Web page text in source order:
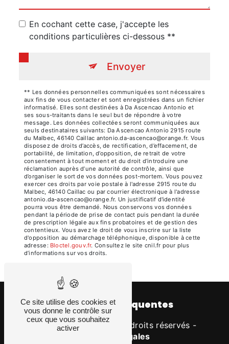
En cochant cette case, j'accepte les
conditions particulières ci-dessous **
Envoyer
** Les données personnelles communiquées sont nécessaires
aux fins de vous contacter et sont enregistrées dans un fichier
informatisé. Elles sont destinées à Da Ascencao Antonio et
ses sous-traitants dans le seul but de répondre à votre
message. Les données collectées seront communiquées aux
seuls destinataires suivants: Da Ascencao Antonio 2915 route
du Malbec, 46140 Caillac antonio.da-ascencao@orange.fr. Vous
disposez de droits d’accès, de rectification, d’effacement, de
portabilité, de limitation, d’opposition, de retrait de votre
consentement à tout moment et du droit d’introduire une
réclamation auprès d’une autorité de contrôle, ainsi que
d’organiser le sort de vos données post-mortem. Vous pouvez
exercer ces droits par voie postale à l'adresse 2915 route du
Malbec, 46140 Caillac ou par courrier électronique à l'adresse
antonio.da-ascencao@orange.fr. Un justificatif d'identité
pourra vous être demandé. Nous conservons vos données
pendant la période de prise de contact puis pendant la durée
de prescription légale aux fins probatoires et de gestion des
contentieux. Vous avez le droit de vous inscrire sur la liste
d'opposition au démarchage téléphonique, disponible à cette
adresse:
Bloctel.gouv.fr. Consultez le site cnil.fr pour plus
d’informations sur vos droits.
Recherches fréquentes
©Vistalid- 2026 - Tous droits réservés -
Mentions légales
Ce site utilise des cookies et
vous donne le contrôle sur
ceux que vous souhaitez
activer